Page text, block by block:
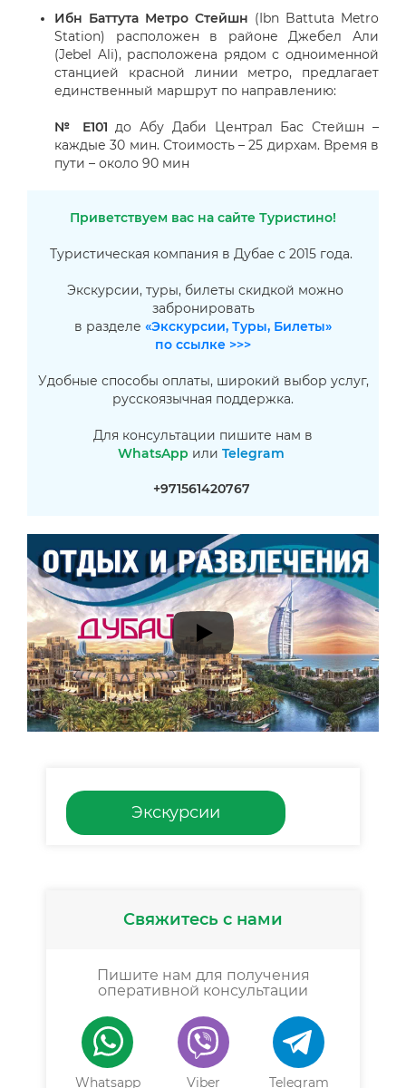
Ибн Баттута Метро Стейшн (Ibn Battuta Metro
Station) расположен в районе Джебел Али
(Jebel Ali), расположена рядом с одноименной
станцией красной линии метро, предлагает
единственный маршрут по направлению:
№ Е101 до Абу Даби Централ Бас Стейшн –
каждые 30 мин. Стоимость – 25 дирхам. Время в
пути – около 90 мин
Приветствуем вас на сайте Туристино!
Туристическая компания в Дубае с 2015 года.
Экскурсии, туры, билеты скидкой можно
забронировать
в разделе «Экскурсии, Туры, Билеты»
по ссылке >>>
Удобные способы оплаты, широкий выбор услуг,
русскоязычная поддержка.
Для консультации пишите нам в
WhatsApp или Telegram
+971561420767
Экскурсии
Свяжитесь с нами
Пишите нам для получения
оперативной консультации
Whatsapp Viber Telegram